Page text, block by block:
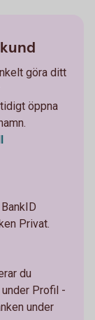
göra ditt
öppna
Privat.
du
Profil -
under